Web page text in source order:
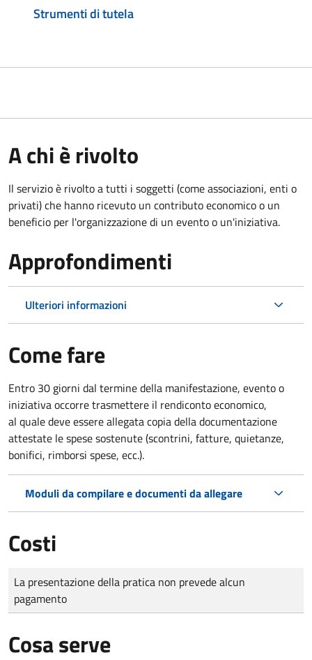
Strumenti di tutela
A chi è rivolto
Il servizio è rivolto a tutti i soggetti (come associazioni, enti o
privati) che hanno ricevuto un contributo economico o un
beneficio per l'organizzazione di un evento o un'iniziativa.
Approfondimenti
Ulteriori informazioni
Come fare
Entro 30 giorni dal termine della manifestazione, evento o
iniziativa occorre trasmettere il rendiconto economico,
al quale deve essere allegata copia della documentazione
attestate le spese sostenute (scontrini, fatture, quietanze,
bonifici, rimborsi spese, ecc.).
Moduli da compilare e documenti da allegare
Costi
Tipo di pagamento
Importo
La presentazione della pratica non prevede alcun
pagamento
Cosa serve